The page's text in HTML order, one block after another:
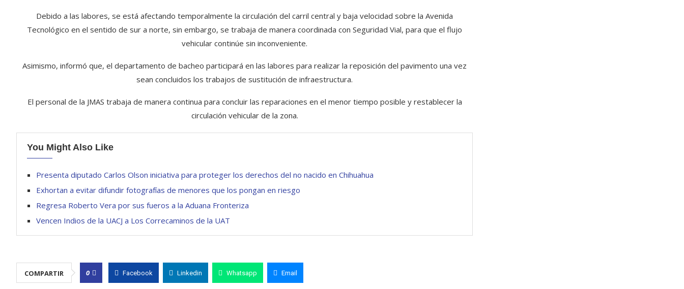
Debido a las labores, se está afectando temporalmente la circulación del carril central y baja velocidad sobre la Avenida
Tecnológico en el sentido de sur a norte, sin embargo, se trabaja de manera coordinada con Seguridad Vial, para que el flujo
vehicular continúe sin inconveniente.
Asimismo, informó que, el departamento de bacheo participará en las labores para realizar la reposición del pavimento una vez
sean concluidos los trabajos de sustitución de infraestructura.
El personal de la JMAS trabaja de manera continua para concluir las reparaciones en el menor tiempo posible y restablecer la
circulación vehicular de la zona.
You Might Also Like
Presenta diputado Carlos Olson iniciativa para proteger los derechos del no nacido en Chihuahua
Exhortan a evitar difundir fotografías de menores que los pongan en riesgo
Regresa Roberto Vera por sus fueros a la Aduana Fronteriza
Vencen Indios de la UACJ a Los Correcaminos de la UAT
COMPARTIR 0 Facebook Linkedin Whatsapp Email